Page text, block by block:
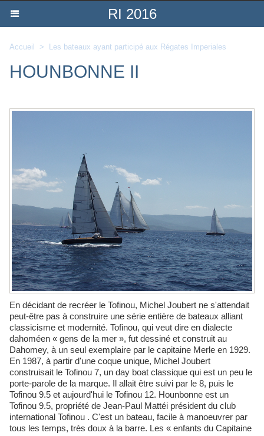
RI 2016
Accueil > Les bateaux ayant participé aux Régates Imperiales
HOUNBONNE II
En décidant de recréer le Tofinou, Michel Joubert ne s'attendait
peut-être pas à construire une série entière de bateaux alliant
classicisme et modernité. Tofinou, qui veut dire en dialecte
dahoméen « gens de la mer », fut dessiné et construit au
Dahomey, à un seul exemplaire par le capitaine Merle en 1929.
En 1987, à partir d'une coque unique, Michel Joubert
construisait le Tofinou 7, un day boat classique qui est un peu le
porte-parole de la marque. Il allait être suivi par le 8, puis le
Tofinou 9.5 et aujourd'hui le Tofinou 12. Hounbonne est un
Tofinou 9.5, propriété de Jean-Paul Mattéi président du club
international Tofinou . C'est un bateau, facile à manoeuvrer par
tous les temps, très doux à la barre. Les « enfants du Capitaine